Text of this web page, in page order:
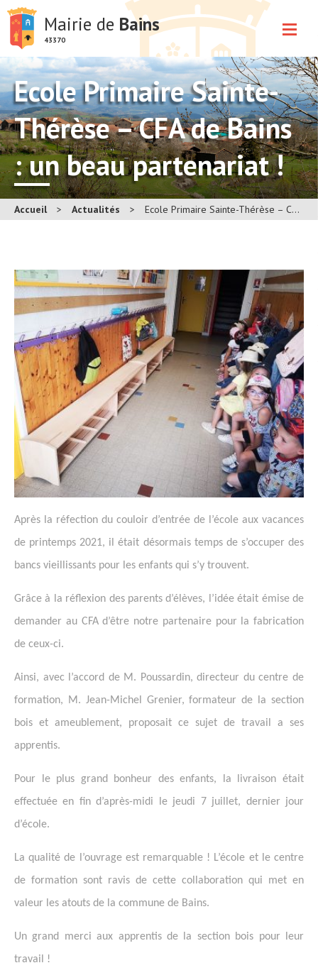
Mairie de Bains
43370
Ecole Primaire Sainte-
Thérèse – CFA de Bains
: un beau partenariat !
Accueil > Actualités > Ecole Primaire Sainte-Thérèse – CFA de Bains : un beau partenariat !
Après la réfection du couloir d’entrée de l’école aux vacances
de printemps 2021, il était désormais temps de s’occuper des
bancs vieillissants pour les enfants qui s’y trouvent.
Grâce à la réflexion des parents d’élèves, l’idée était émise de
demander au CFA d’être notre partenaire pour la fabrication
de ceux-ci.
Ainsi, avec l’accord de M. Poussardin, directeur du centre de
formation, M. Jean-Michel Grenier, formateur de la section
bois et ameublement, proposait ce sujet de travail a ses
apprentis.
Pour le plus grand bonheur des enfants, la livraison était
effectuée en fin d’après-midi le jeudi 7 juillet, dernier jour
d’école.
La qualité de l’ouvrage est remarquable ! L’école et le centre
de formation sont ravis de cette collaboration qui met en
valeur les atouts de la commune de Bains.
Un grand merci aux apprentis de la section bois pour leur
travail !